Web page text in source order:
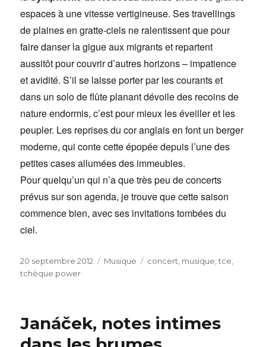
espaces à une vitesse vertigineuse. Ses travellings
de plaines en gratte-ciels ne ralentissent que pour
faire danser la gigue aux migrants et repartent
aussitôt pour couvrir d’autres horizons – impatience
et avidité. S’il se laisse porter par les courants et
dans un solo de flûte planant dévoile des recoins de
nature endormis, c’est pour mieux les éveiller et les
peupler. Les reprises du cor anglais en font un berger
moderne, qui conte cette épopée depuis l’une des
petites cases allumées des immeubles.
Pour quelqu’un qui n’a que très peu de concerts
prévus sur son agenda, je trouve que cette saison
commence bien, avec ses invitations tombées du
ciel.
Publié
le
20 septembre 2012 Catégories
Musique Étiquettes
concert, musique,tce,
tchèque power
Janáček, notes intimes